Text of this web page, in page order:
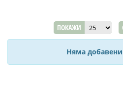
ПОКАЖИ
Няма